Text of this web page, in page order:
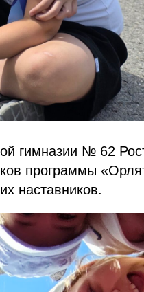
гимназии № 62
программы
наставников.